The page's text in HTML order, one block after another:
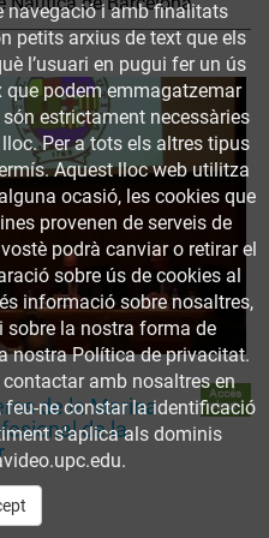
de la Marina
de la
Accés
obert
navegació i amb finalitats
petits arxius de text que els
l’usuari en pugui fer un ús
podem emmagatzemar
estrictament necessàries
Per a tots els altres tipus
Aquest lloc web utilitza
ocasió, les cookies que
provenen de serveis de
podrà canviar o retirar el
sobre ús de cookies al
informació sobre nosaltres,
sobre la nostra forma de
nostra Política de privacitat.
amb nosaltres en
ne constar la identificació
s'aplica als dominis